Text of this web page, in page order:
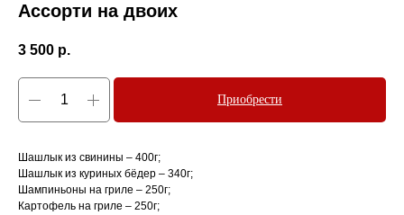
Ассорти на двоих
3 500 р.
Приобрести
Шашлык из свинины – 400г;
Шашлык из куриных бёдер – 340г;
Шампиньоны на гриле – 250г;
Картофель на гриле – 250г;